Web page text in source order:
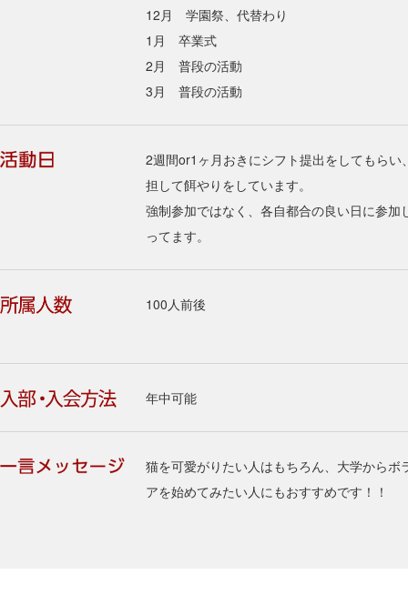
12月 学園祭、代替わり
1月 卒業式
2月 普段の活動
3月 普段の活動
2週間or1ヶ月おきにシフト提出をしてもらい
担して餌やりをしています。
強制参加ではなく、各自都合の良い日に参加
ってます。
100人前後
年中可能
猫を可愛がりたい人はもちろん、大学からボ
アを始めてみたい人にもおすすめです！！